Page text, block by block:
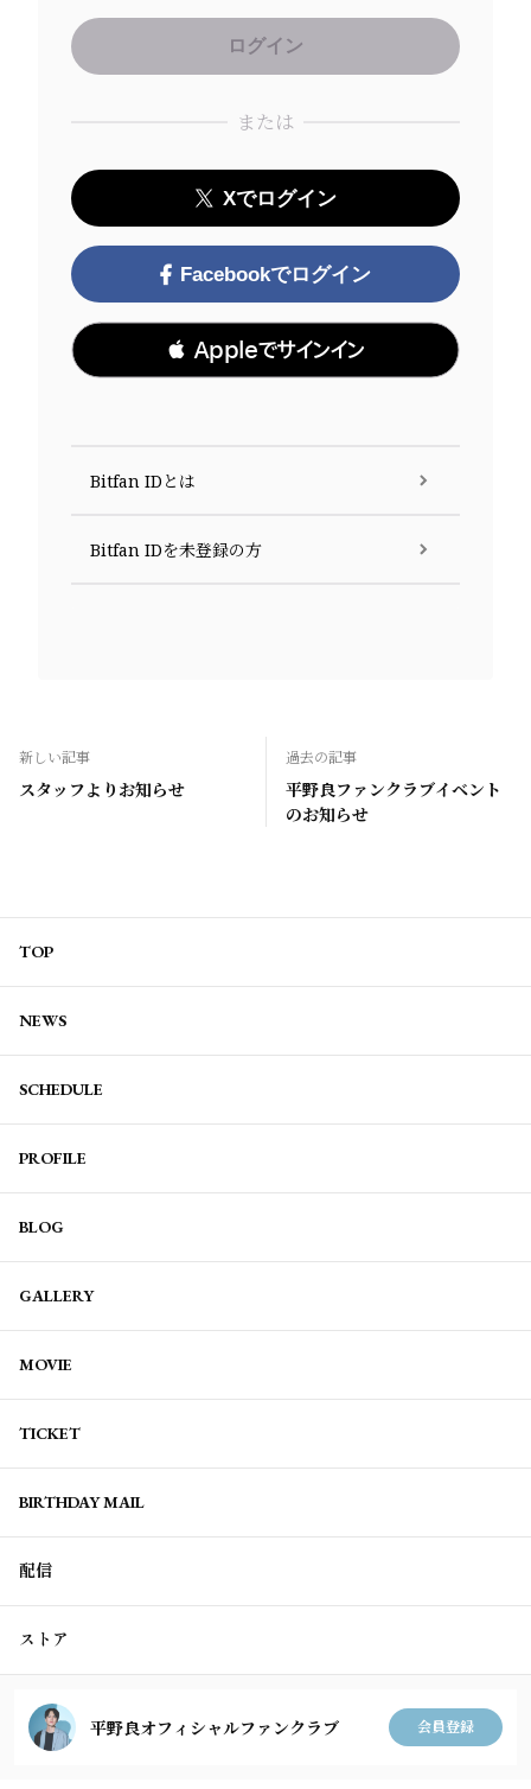
または
Xでログイン
Facebookでログイン
 Appleでサインイン
Bitfan IDとは
Bitfan IDを未登録の方
新しい記事
スタッフよりお知らせ
過去の記事
平野良ファンクラブイベント
のお知らせ
TOP
NEWS
SCHEDULE
PROFILE
BLOG
GALLERY
MOVIE
TICKET
BIRTHDAY MAIL
配信
ストア
平野良オフィシャルファンクラブ 会員登録